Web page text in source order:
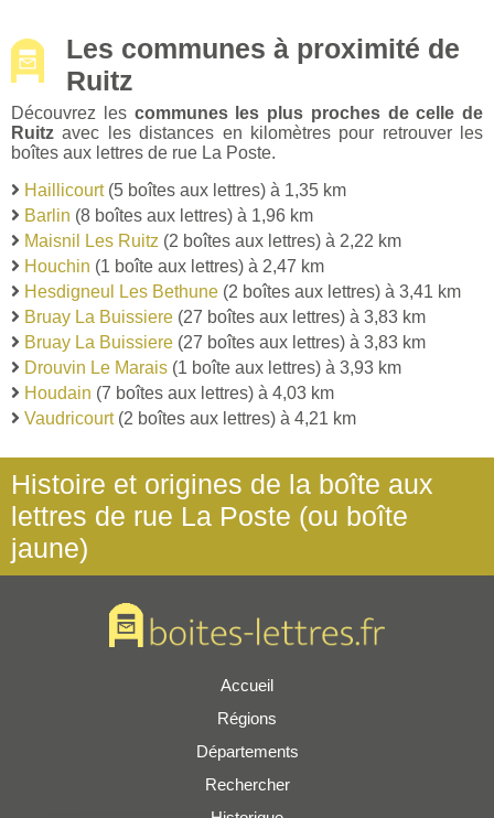
Les communes à proximité de
Ruitz
Découvrez les communes les plus proches de celle de
Ruitz avec les distances en kilomètres pour retrouver les
boîtes aux lettres de rue La Poste.
Haillicourt(5 boîtes aux lettres) à 1,35 km
Barlin (8 boîtes aux lettres) à 1,96 km
Maisnil Les Ruitz (2 boîtes aux lettres) à 2,22 km
Houchin (1 boîte aux lettres) à 2,47 km
Hesdigneul Les Bethune (2 boîtes aux lettres) à 3,41 km
Bruay La Buissiere (27 boîtes aux lettres) à 3,83 km
Bruay La Buissiere (27 boîtes aux lettres) à 3,83 km
Drouvin Le Marais (1 boîte aux lettres) à 3,93 km
Houdain (7 boîtes aux lettres) à 4,03 km
Vaudricourt(2 boîtes aux lettres) à 4,21 km
Histoire et origines de la boîte aux
lettres de rue La Poste (ou boîte
jaune)
Accueil
Régions
Départements
Rechercher